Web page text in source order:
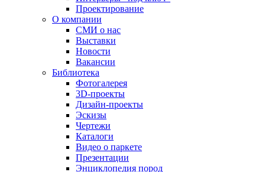
Проектирование
О компании
СМИ о нас
Выставки
Новости
Вакансии
Библиотека
Фотогалерея
3D-проекты
Дизайн-проекты
Эскизы
Чертежи
Каталоги
Видео о паркете
Презентации
Энциклопедия пород